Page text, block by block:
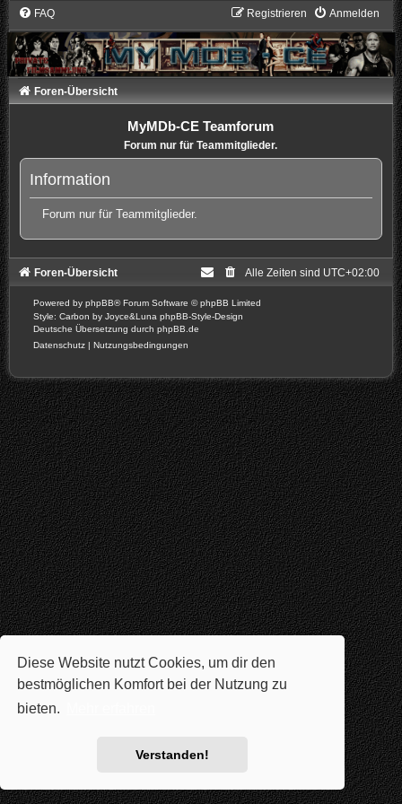
Diese Website nutzt Cookies, um dir den
bestmöglichen Komfort bei der Nutzung zu
bieten.
Verstanden!
FAQ Anmelden
Registrieren
Foren-Übersicht
MyMDb-CE Teamforum
Forum nur für Teammitglieder.
Information
Forum nur für Teammitglieder.
Foren-Übersicht Alle Zeiten sind UTC+02:00
Powered by phpBB® Forum Software © phpBB Limited
Style: Carbon by Joyce&Luna phpBB-Style-Design
Deutsche Übersetzung durch phpBB.de
Datenschutz | Nutzungsbedingungen